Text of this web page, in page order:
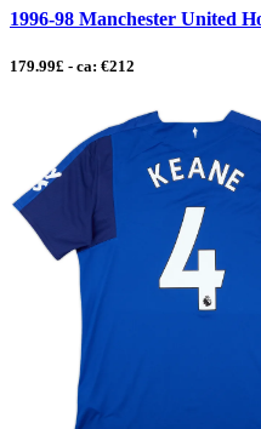
1996-98 Manchester United
179.99£ - ca: €212